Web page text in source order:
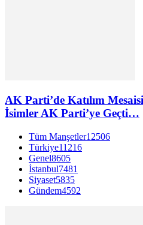
AK Parti’de Katılım
İsimler AK Parti’ye Geçti…
Tüm Manşetler12506
Türkiye11216
Genel8605
İstanbul7481
Siyaset5835
Gündem4592